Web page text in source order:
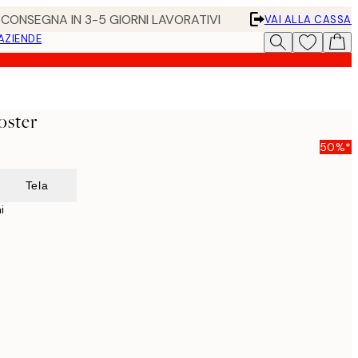
IN 3-5 GIORNI LAVORATIVI
VAI ALLA CASSA
50%*
Tela